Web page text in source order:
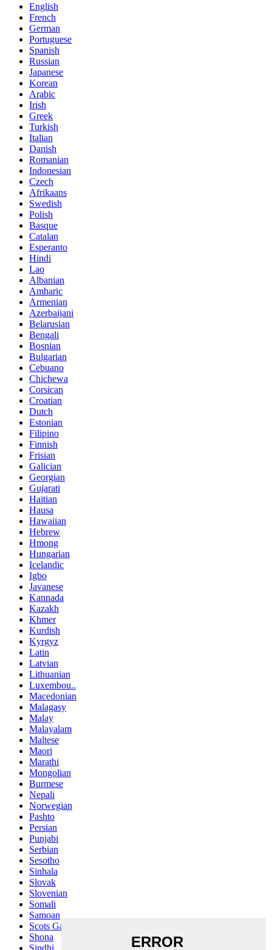
English
French
German
Portuguese
Spanish
Russian
Japanese
Korean
Arabic
Irish
Greek
Turkish
Italian
Danish
Romanian
Indonesian
Czech
Afrikaans
Swedish
Polish
Basque
Catalan
Esperanto
Hindi
Lao
Albanian
Amharic
Armenian
Azerbaijani
Belarusian
Bengali
Bosnian
Bulgarian
Cebuano
Chichewa
Corsican
Croatian
Dutch
Estonian
Filipino
Finnish
Frisian
Galician
Georgian
Gujarati
Haitian
Hausa
Hawaiian
Hebrew
Hmong
Hungarian
Icelandic
Igbo
Javanese
Kannada
Kazakh
Khmer
Kurdish
Kyrgyz
Latin
Latvian
Lithuanian
Luxembou..
Macedonian
Malagasy
Malay
Malayalam
Maltese
Maori
Marathi
Mongolian
Burmese
Nepali
Norwegian
Pashto
Persian
Punjabi
Serbian
Sesotho
Sinhala
Slovak
Slovenian
Somali
Samoan
Scots Gaelic
Shona
Sindhi